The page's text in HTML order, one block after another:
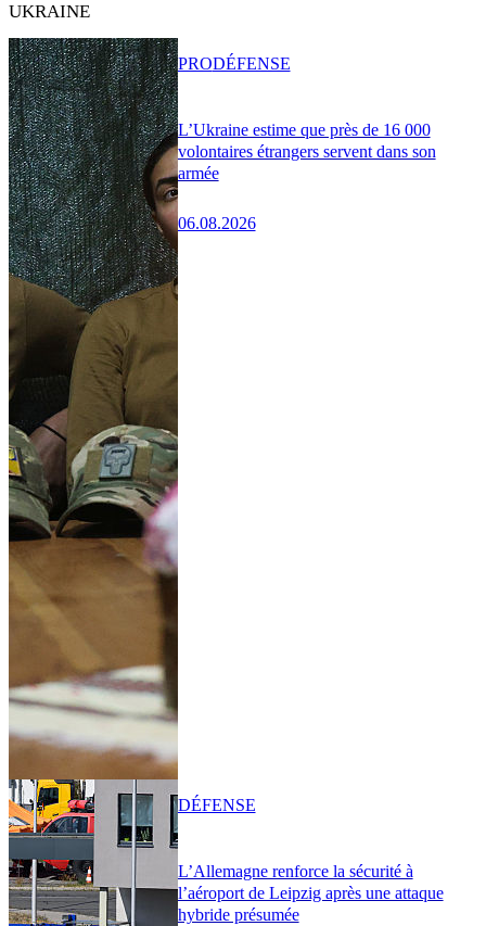
UKRAINE
L’Ukraine estime que près de 16 000
volontaires étrangers servent dans son
armée
06.08.2026
PRODÉFENSE
L’Allemagne renforce la sécurité à
l’aéroport de Leipzig après une attaque
hybride présumée
DÉFENSE